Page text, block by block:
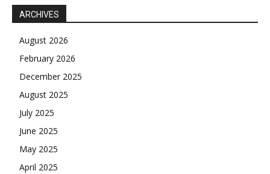
ARCHIVES
August 2026
February 2026
December 2025
August 2025
July 2025
June 2025
May 2025
April 2025